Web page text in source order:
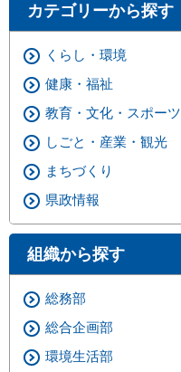
カテゴリーから探す
くらし・環境
健康・福祉
教育・文化・スポーツ
しごと・産業・観光
まちづくり
県政情報
組織から探す
総務部
総合企画部
環境生活部